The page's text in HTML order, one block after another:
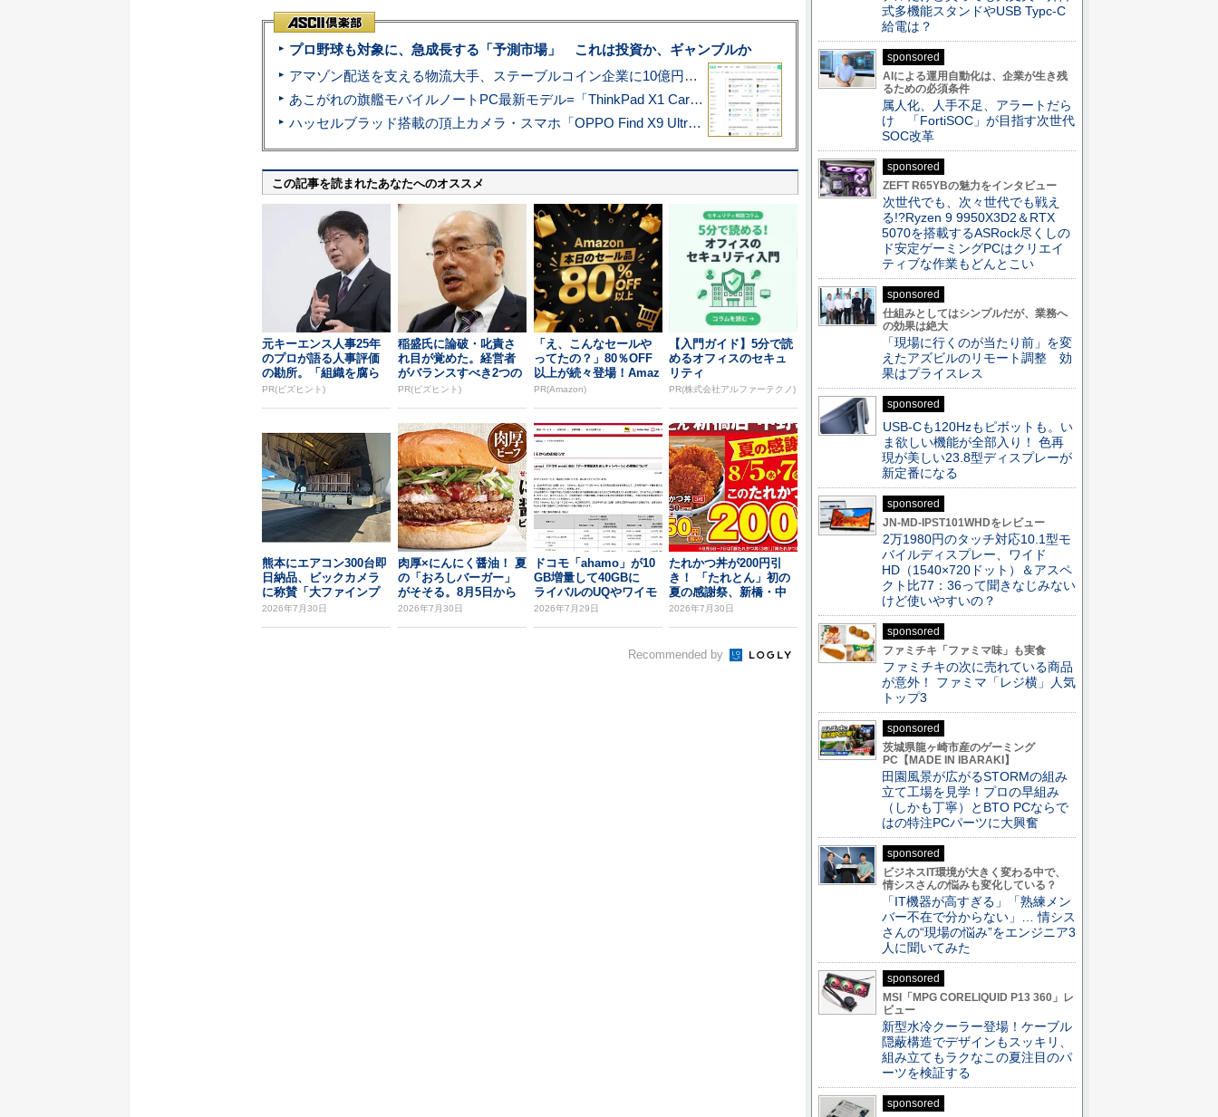
プロ野球も対象に、急成長する「予測市場」 これは投資か、ギャンブルか
アマゾン配送を支える物流大手、ステーブルコイン企業に10億円投資のワケ
あこがれの旗艦モバイルノートPC最新モデル=「ThinkPad X1 Carbon Gen 14 Aura Edition」実機レビュー
ハッセルブラッド搭載の頂上カメラ・スマホ「OPPO Find X9 Ultra」実写レビュー=プロが本気で徹底撮影しました!!
この記事を読まれたあなたへのオススメ
元キーエンス人事25年
のプロが語る人事評価
の勘所。「組織を腐ら
せるNG評価」とは...
PR(ビズヒント)
稲盛氏に論破・叱責さ
れ目が覚めた。経営者
がバランスすべき2つの
背反
PR(ビズヒント)
「え、こんなセールや
ってたの？」80％OFF
以上が続々登場！Amaz
onの本気が...
PR(Amazon)
【入門ガイド】5分で読
めるオフィスのセキュ
リティ
PR(株式会社アルファーテクノ)
熊本にエアコン300台即
日納品、ビックカメラ
に称賛「大ファインプ
レー」
2026年7月30日
肉厚×にんにく醤油！ 夏
の「おろしバーガー」
がそそる。8月5日から
2026年7月30日
ドコモ「ahamo」が10
GB増量して40GBに
ライバルのUQやワイモ
バを意識...
2026年7月29日
たれかつ丼が200円引
き！ 「たれとん」初の
夏の感謝祭、新橋・中
野北口で開催
2026年7月30日
Recommended by
式多機能スタンドやUSB Typc-C
給電は？
sponsored
AIによる運用自動化は、企業が生き残
るための必須条件
属人化、人手不足、アラートだら
け 「FortiSOC」が目指す次世代
SOC改革
sponsored
ZEFT R65YBの魅力をインタビュー
次世代でも、次々世代でも戦え
る!?Ryzen 9 9950X3D2＆RTX
5070を搭載するASRock尽くしの
ド安定ゲーミングPCはクリエイ
ティブな作業もどんとこい
sponsored
仕組みとしてはシンプルだが、業務へ
の効果は絶大
「現場に行くのが当たり前」を変
えたアズビルのリモート調整 効
果はプライスレス
sponsored
USB-Cも120Hzもピボットも。い
ま欲しい機能が全部入り！ 色再
現が美しい23.8型ディスプレーが
新定番になる
sponsored
JN-MD-IPST101WHDをレビュー
2万1980円のタッチ対応10.1型モ
バイルディスプレー、ワイド
HD（1540×720ドット）＆アスペ
クト比77：36って聞きなじみない
けど使いやすいの？
sponsored
ファミチキ「ファミマ味」も実食
ファミチキの次に売れている商品
が意外！ ファミマ「レジ横」人気
トップ3
sponsored
茨城県龍ヶ崎市産のゲーミング
PC【MADE IN IBARAKI】
田園風景が広がるSTORMの組み
立て工場を見学！プロの早組み
（しかも丁寧）とBTO PCならで
はの特注PCパーツに大興奮
sponsored
ビジネスIT環境が大きく変わる中で、
情シスさんの悩みも変化している？
「IT機器が高すぎる」「熟練メン
バー不在で分からない」… 情シス
さんの“現場の悩み”をエンジニア3
人に聞いてみた
sponsored
MSI「MPG CORELIQUID P13 360」レ
ビュー
新型水冷クーラー登場！ケーブル
隠蔽構造でデザインもスッキリ、
組み立てもラクなこの夏注目のパ
ーツを検証する
sponsored